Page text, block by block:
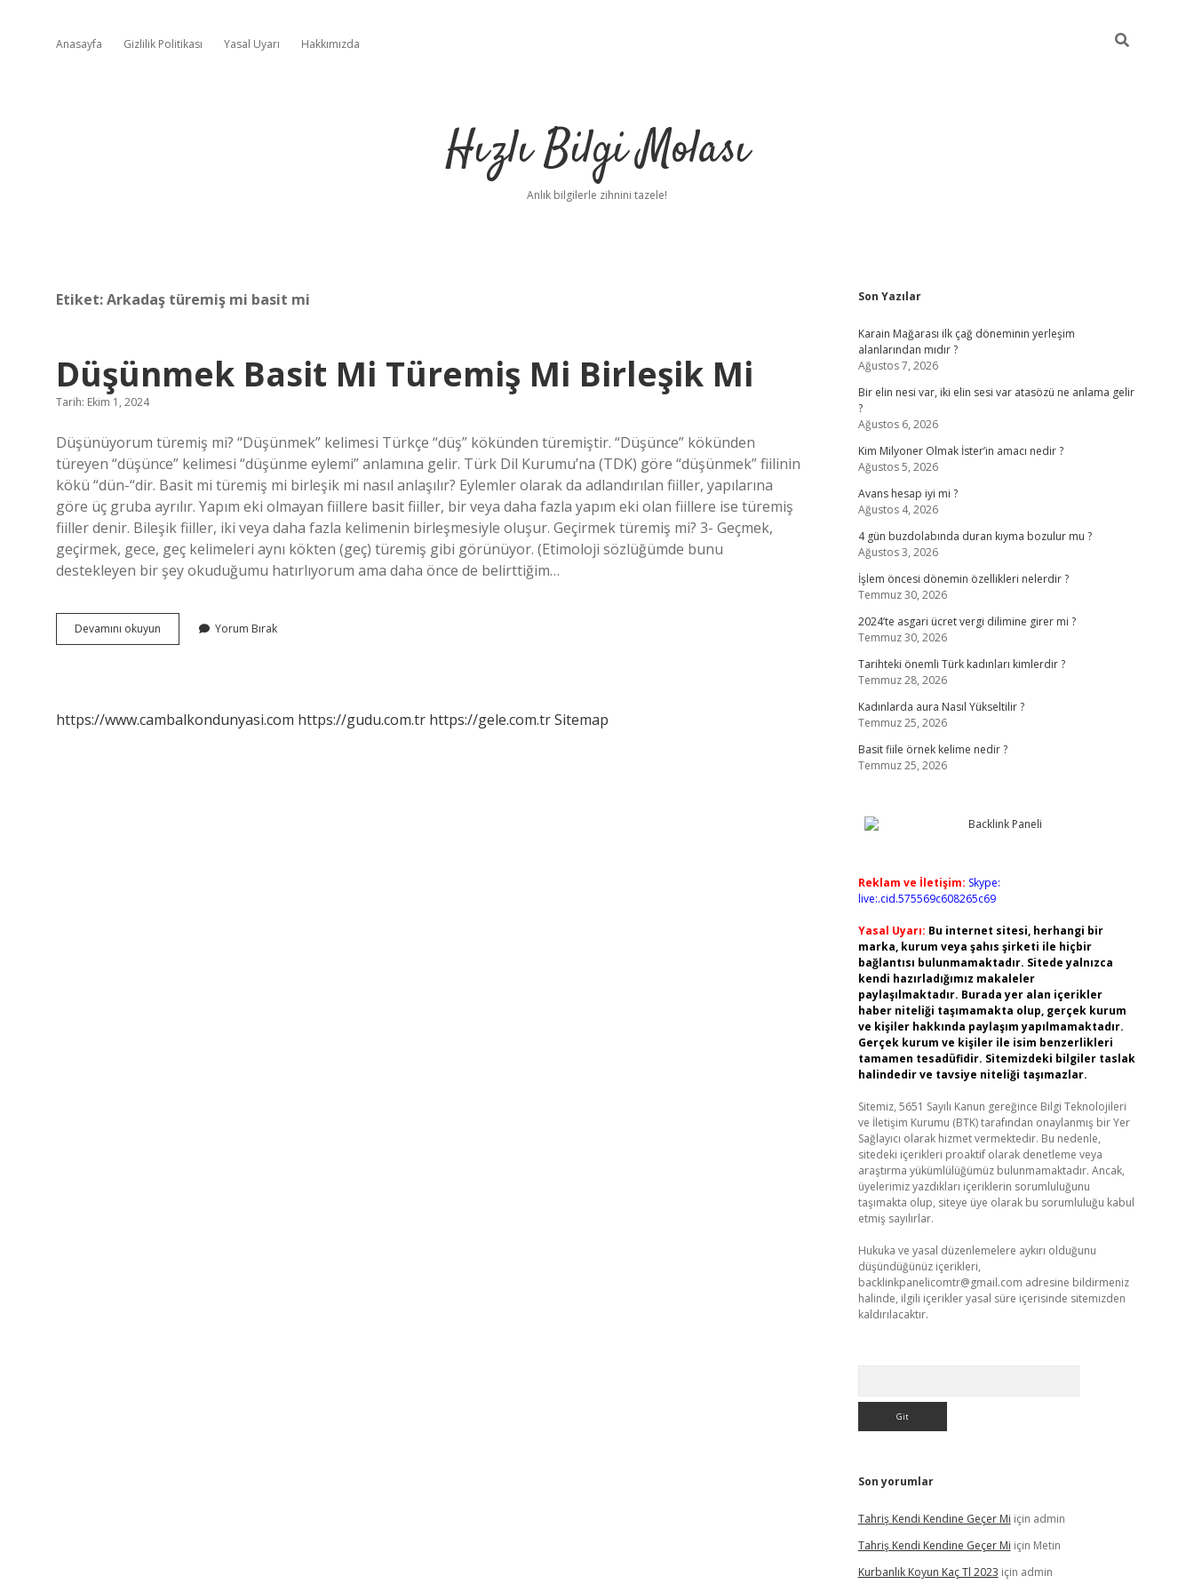
Anasayfa Gizlilik Politikası Yasal Uyarı Hakkımızda
Hızlı Bilgi Molası
Anlık bilgilerle zihnini tazele!
Etiket:Arkadaş türemiş mi basit mi
Düşünmek Basit Mi Türemiş Mi Birleşik Mi
Tarih: Ekim 1, 2024
Düşünüyorum türemiş mi? “Düşünmek” kelimesi Türkçe “düş” kökünden türemiştir. “Düşünce” kökünden
türeyen “düşünce” kelimesi “düşünme eylemi” anlamına gelir. Türk Dil Kurumu’na (TDK) göre “düşünmek” fiilinin
kökü “dün-“dir. Basit mi türemiş mi birleşik mi nasıl anlaşılır? Eylemler olarak da adlandırılan fiiller, yapılarına
göre üç gruba ayrılır. Yapım eki olmayan fiillere basit fiiller, bir veya daha fazla yapım eki olan fiillere ise türemiş
fiiller denir. Bileşik fiiller, iki veya daha fazla kelimenin birleşmesiyle oluşur. Geçirmek türemiş mi? 3- Geçmek,
geçirmek, gece, geç kelimeleri aynı kökten (geç) türemiş gibi görünüyor. (Etimoloji sözlüğümde bunu
destekleyen bir şey okuduğumu hatırlıyorum ama daha önce de belirttiğim…
Devamını okuyun Düşünmek
Basit
Mi
Yorum Bırak
https://www.cambalkondunyasi.com https://gudu.com.tr https://gele.com.trSitemap
Sidebar
Son Yazılar
Karain Mağarası ilk çağ döneminin yerleşim
alanlarından mıdır ?
Ağustos 7, 2026
Bir elin nesi var, iki elin sesi var atasözü ne anlama gelir
?
Ağustos 6, 2026
Kim Milyoner Olmak İster’in amacı nedir ?
Ağustos 5, 2026
Avans hesap iyi mi ?
Ağustos 4, 2026
4 gün buzdolabında duran kıyma bozulur mu ?
Ağustos 3, 2026
İşlem öncesi dönemin özellikleri nelerdir ?
Temmuz 30, 2026
2024’te asgari ücret vergi dilimine girer mi ?
Temmuz 30, 2026
Tarihteki önemli Türk kadınları kimlerdir ?
Temmuz 28, 2026
Kadınlarda aura Nasıl Yükseltilir ?
Temmuz 25, 2026
Basit fiile örnek kelime nedir ?
Temmuz 25, 2026
Reklam ve İletişim: Skype:
live:.cid.575569c608265c69
Yasal Uyarı: Bu internet sitesi, herhangi bir
marka, kurum veya şahıs şirketi ile hiçbir
bağlantısı bulunmamaktadır. Sitede yalnızca
kendi hazırladığımız makaleler
paylaşılmaktadır. Burada yer alan içerikler
haber niteliği taşımamakta olup, gerçek kurum
ve kişiler hakkında paylaşım yapılmamaktadır.
Gerçek kurum ve kişiler ile isim benzerlikleri
tamamen tesadüfidir. Sitemizdeki bilgiler taslak
halindedir ve tavsiye niteliği taşımazlar.
Sitemiz, 5651 Sayılı Kanun gereğince Bilgi Teknolojileri
ve İletişim Kurumu (BTK) tarafından onaylanmış bir Yer
Sağlayıcı olarak hizmet vermektedir. Bu nedenle,
sitedeki içerikleri proaktif olarak denetleme veya
araştırma yükümlülüğümüz bulunmamaktadır. Ancak,
üyelerimiz yazdıkları içeriklerin sorumluluğunu
taşımakta olup, siteye üye olarak bu sorumluluğu kabul
etmiş sayılırlar.
Hukuka ve yasal düzenlemelere aykırı olduğunu
düşündüğünüz içerikleri,
backlinkpanelicomtr@gmail.com adresine bildirmeniz
halinde, ilgili içerikler yasal süre içerisinde sitemizden
kaldırılacaktır.
Son yorumlar
Tahriş Kendi Kendine Geçer Mi için admin
Tahriş Kendi Kendine Geçer Mi için Metin
Kurbanlık Koyun Kaç Tl 2023 için admin